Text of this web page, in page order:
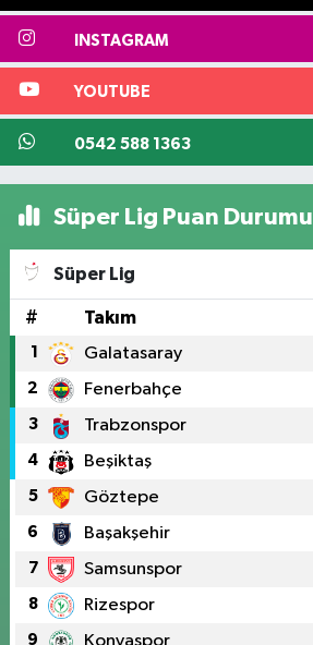
INSTAGRAM
YOUTUBE
0542 588 1363
Süper Lig Puan Durumu
Süper Lig
# Takım
1 Galatasaray
2 Fenerbahçe
3 Trabzonspor
4 Beşiktaş
5 Göztepe
6 Başakşehir
7 Samsunspor
8 Rizespor
9